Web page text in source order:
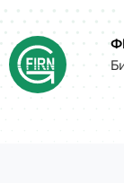
Задать свой
Как вас зовут